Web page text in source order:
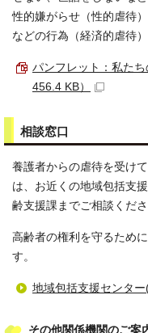
性的嫌がらせ（性的虐待
などの行為（経済的虐待
パンフレット：私た
456.4 KB）
相談窓口
養護者からの虐待を受け
は、お近くの地域包括支
齢支援課までご相談くださ
高齢者の権利を守るため
す。
地域包括支援センタ
その他関係機関のご案